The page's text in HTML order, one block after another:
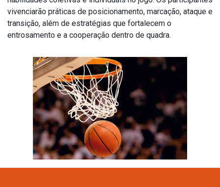
vivenciarão práticas de posicionamento, marcação, ataque e
transição, além de estratégias que fortalecem o
entrosamento e a cooperação dentro de quadra.